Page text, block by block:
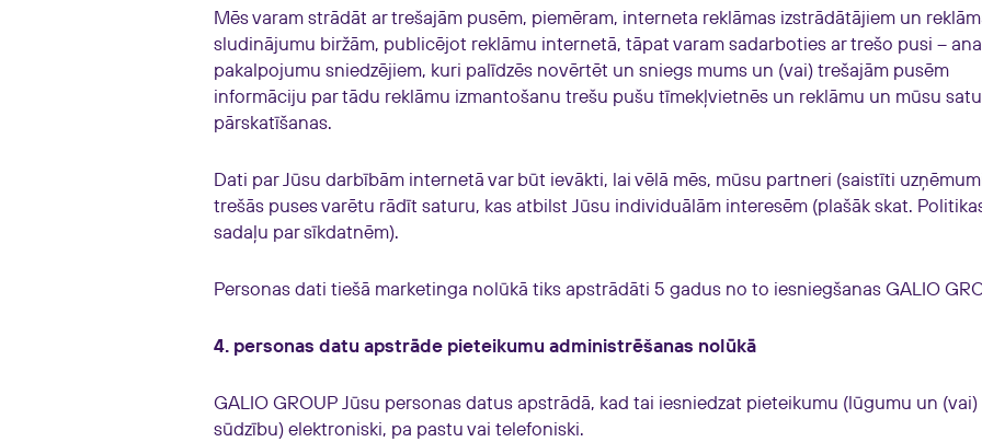
Mēs varam strādāt ar trešajām pusēm, piemēram, interneta reklāmas izstrādātājiem un
sludinājumu biržām, publicējot reklāmu internetā, tāpat varam sadarboties ar trešo pusi –
pakalpojumu sniedzējiem, kuri palīdzēs novērtēt un sniegs mums un (vai) trešajām pusēm
informāciju par tādu reklāmu izmantošanu trešu pušu tīmekļvietnēs un reklāmu un mūsu
pārskatīšanas.
Dati par Jūsu darbībām internetā var būt ievākti, lai vēlā mēs, mūsu partneri (saistīti
trešās puses varētu rādīt saturu, kas atbilst Jūsu individuālām interesēm (plašāk skat.
sadaļu par sīkdatnēm).
Personas dati tiešā marketinga nolūkā tiks apstrādāti 5 gadus no to iesniegšanas GALIO
4. personas datu apstrāde pieteikumu administrēšanas nolūkā
GALIO GROUP Jūsu personas datus apstrādā, kad tai iesniedzat pieteikumu (lūgumu un (vai)
sūdzību) elektroniski, pa pastu vai telefoniski.